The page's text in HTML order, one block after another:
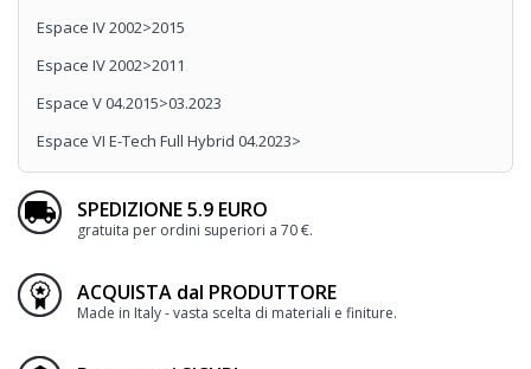
Espace IV 2002>2015
Espace IV 2002>2011
Espace V 04.2015>03.2023
Espace VI E-Tech Full Hybrid 04.2023>
SPEDIZIONE 5.9 EURO
gratuita per ordini superiori a 70 €.
ACQUISTA dal PRODUTTORE
Made in Italy - vasta scelta di materiali e finiture.